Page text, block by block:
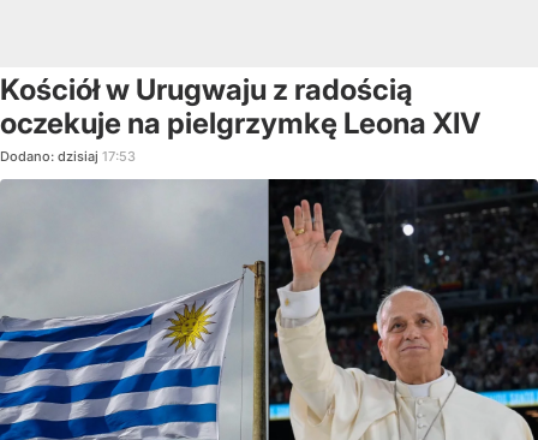
Kościół w Urugwaju z radością
oczekuje na pielgrzymkę Leona XIV
Dodano: dzisiaj 17:53